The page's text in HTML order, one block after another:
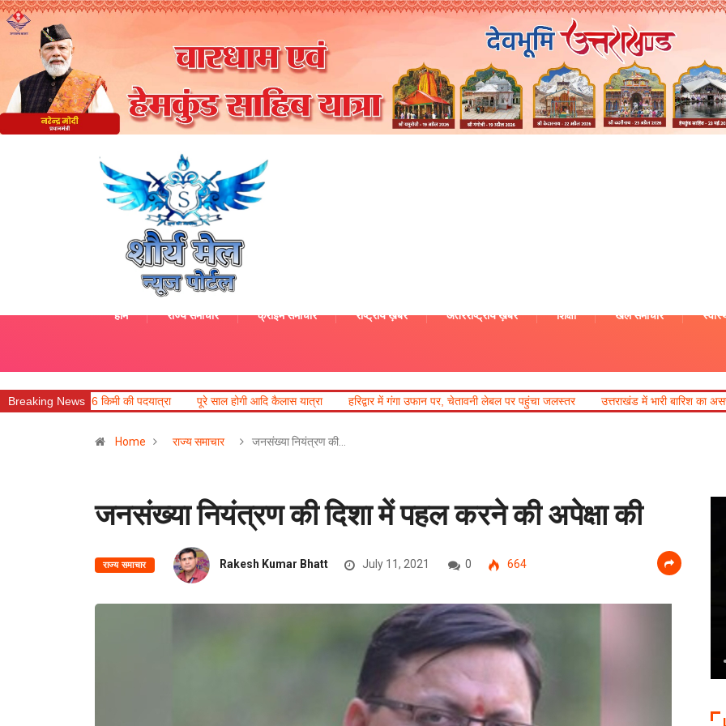
होम राज्य समाचार क्राइम समाचार राष्ट्रीय ख़बरें अंतरराष्ट्रीय ख़बरें शिक्षा खेल समाचार
Breaking News
किमी की पदयात्रा पूरे साल होगी आदि कैलास यात्रा हरिद्वार में गंगा उफान पर, चेतावनी लेबल पर पहुंचा जलस्तर उत्तराखंड में भारी बारिश का असर : टोंस नदी के लिए
Home राज्य समाचार जनसंख्या नियंत्रण की…
जनसंख्या नियंत्रण की दिशा में पहल करने की अपेक्षा की
राज्य समाचार Rakesh Kumar Bhatt July 11, 2021 0 664